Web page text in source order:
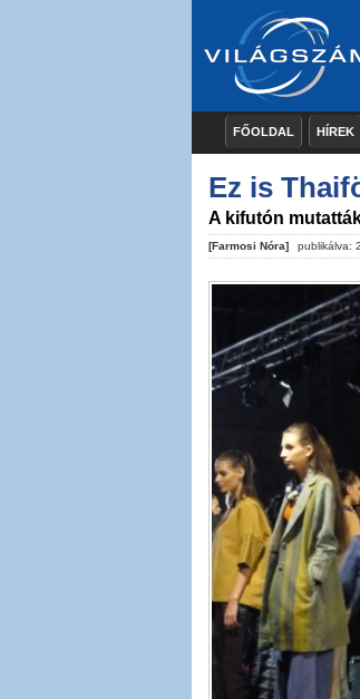
FŐOLDAL HÍREK
Ez is
A kifutón
[Farmosi Nóra] publikálva: